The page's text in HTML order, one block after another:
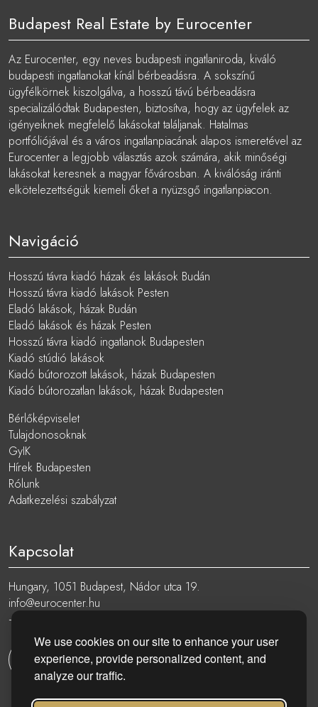
We use cookies on our site to enhance your user
experience, provide personalized content, and
analyze our traffic.
Budapest Real Estate by Eurocenter
Az Eurocenter, egy neves budapesti ingatlaniroda, kiváló
budapesti ingatlanokat kínál bérbeadásra. A sokszínű
ügyfélkörnek kiszolgálva, a hosszú távú bérbeadásra
specializálódtak Budapesten, biztosítva, hogy az ügyfelek az
igényeiknek megfelelő lakásokat találjanak. Hatalmas
portfóliójával és a város ingatlanpiacának alapos ismeretével az
Eurocenter a legjobb választás azok számára, akik minőségi
lakásokat keresnek a magyar fővárosban. A kiválóság iránti
elkötelezettségük kiemeli őket a nyüzsgő ingatlanpiacon.
Navigáció
Hosszú távra kiadó házak és lakások Budán
Hosszú távra kiadó lakások Pesten
Eladó lakások, házak Budán
Eladó lakások és házak Pesten
Hosszú távra kiadó ingatlanok Budapesten
Kiadó stúdió lakások
Kiadó bútorozott lakások, házak Budapesten
Kiadó bútorozatlan lakások, házak Budapesten
Bérlőképviselet
Tulajdonosoknak
GyIK
Hírek Budapesten
Rólunk
Adatkezelési szabályzat
Kapcsolat
Hungary, 1051 Budapest, Nádor utca 19.
info@eurocenter.hu
+36 20 919 0005
Kapcsolatfelvétel